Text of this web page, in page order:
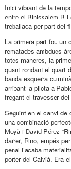
Inici vibrant de la
entre el Binissalem B i
treballada per part del
La primera part fou un
rematades ambdues
totes maneres, la
quant rondant el quart
banda esquerra
arribant la pilota a
fregant el travesser
Seguint en el canvi de
una combinació
Moyà i David Pérez
darrer, Rino, empés
penal l’acaba
porter del Calvià. Era